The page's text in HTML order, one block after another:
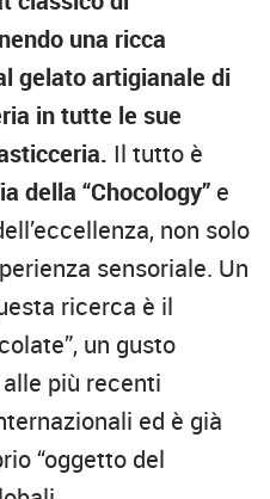
una ricca
gelato artigianale di
in tutte le sue
Il tutto è
della “Chocology” e
non solo
sensoriale. Un
ricerca è il
un gusto
alle più recenti
ed è già
“oggetto del